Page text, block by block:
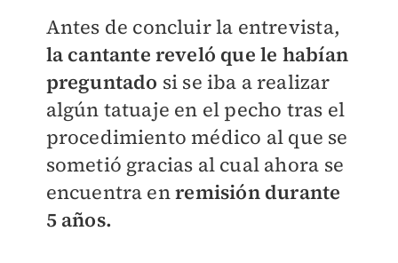
Antes de concluir la entrevista,
la cantante reveló que le habían
preguntado si se iba a realizar
algún tatuaje en el pecho tras el
procedimiento médico al que se
sometió gracias al cual ahora se
encuentra enremisión durante
5 años.